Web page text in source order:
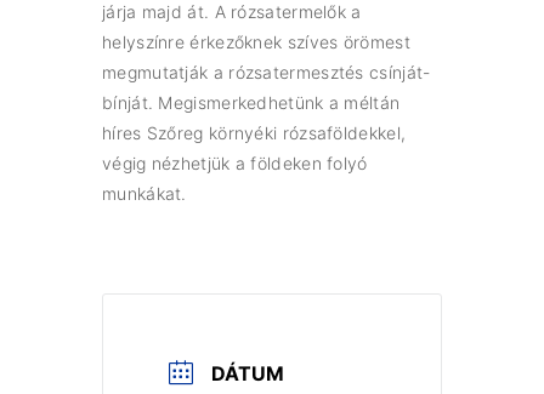
járja majd át. A rózsatermelők a
helyszínre érkezőknek szíves örömest
megmutatják a rózsatermesztés csínját-
bínját. Megismerkedhetünk a méltán
híres Szőreg környéki rózsaföldekkel,
végig nézhetjük a földeken folyó
munkákat.
DÁTUM